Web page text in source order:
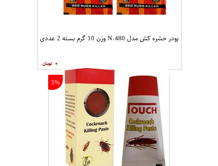
پودر حشره کش مدل N.480 وزن 10 گرم بسته 2 عددی
۰
5%